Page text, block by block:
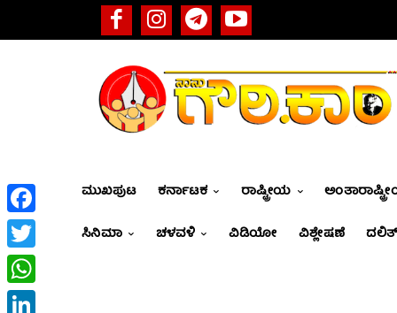
ಮುಖಪುಟ ಕರ್ನಾಟಕ ರಾಷ್ಟ್ರೀಯ
ಸಿನಿಮಾ
ಚಳವಳಿ ವಿಡಿಯೋ ವಿಶ್ಲೇಷಣೆ ದಲಿತ್
Facebook
Twitter
WhatsApp